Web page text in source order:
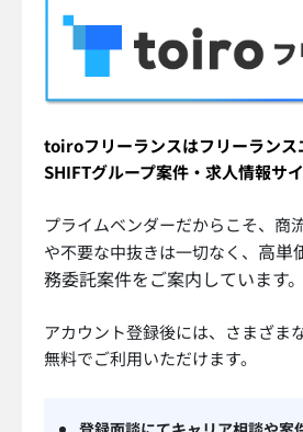
toiroフリーランスはフリーランス
SHIFTグループ案件・求人情報サ
プライムベンダーだからこそ、商
や不要な中抜きは一切なく、 高単
務委託案件をご案内しています。
アカウント登録後には、さまざま
無料でご利用いただけます。